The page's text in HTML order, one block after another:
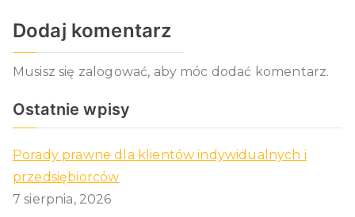
Dodaj komentarz
Musisz się zalogować, aby móc dodać komentarz.
Ostatnie wpisy
Porady prawne dla klientów indywidualnych i
przedsiębiorców
7 sierpnia, 2026